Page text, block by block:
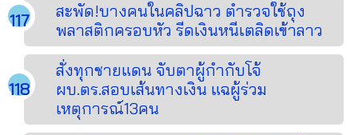
สะพัด!บางคนในคลิปฉาว ตำรวจใช้ถุง
พลาสติกครอบหัว รีดเงินหนีเตลิดเข้าลาว
สั่งทุกชายแดน จับตาผู้กำกับโจ้
ผบ.ตร.สอบเส้นทางเงิน แฉผู้ร่วม
เหตุการณ์13คน